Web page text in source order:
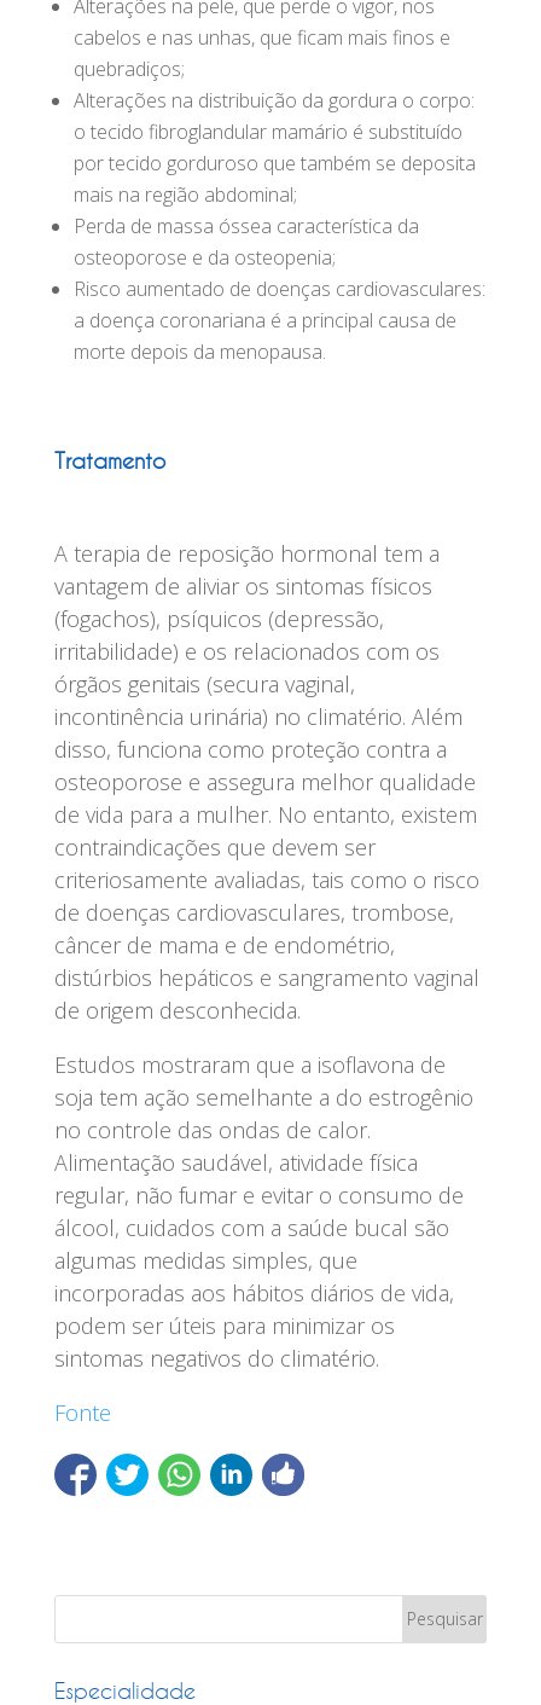
Alterações na pele, que perde o vigor, nos
cabelos e nas unhas, que ficam mais finos e
quebradiços;
Alterações na distribuição da gordura o corpo:
o tecido fibroglandular mamário é substituído
por tecido gorduroso que também se deposita
mais na região abdominal;
Perda de massa óssea característica da
osteoporose e da osteopenia;
Risco aumentado de doenças cardiovasculares:
a doença coronariana é a principal causa de
morte depois da menopausa.
Tratamento
A terapia de reposição hormonal tem a
vantagem de aliviar os sintomas físicos
(fogachos), psíquicos (depressão,
irritabilidade) e os relacionados com os
órgãos genitais (secura vaginal,
incontinência urinária) no climatério. Além
disso, funciona como proteção contra a
osteoporose e assegura melhor qualidade
de vida para a mulher. No entanto, existem
contraindicações que devem ser
criteriosamente avaliadas, tais como o risco
de doenças cardiovasculares, trombose,
câncer de mama e de endométrio,
distúrbios hepáticos e sangramento vaginal
de origem desconhecida.
Estudos mostraram que a isoflavona de
soja tem ação semelhante a do estrogênio
no controle das ondas de calor.
Alimentação saudável, atividade física
regular, não fumar e evitar o consumo de
álcool, cuidados com a saúde bucal são
algumas medidas simples, que
incorporadas aos hábitos diários de vida,
podem ser úteis para minimizar os
sintomas negativos do climatério.
Fonte
Especialidade